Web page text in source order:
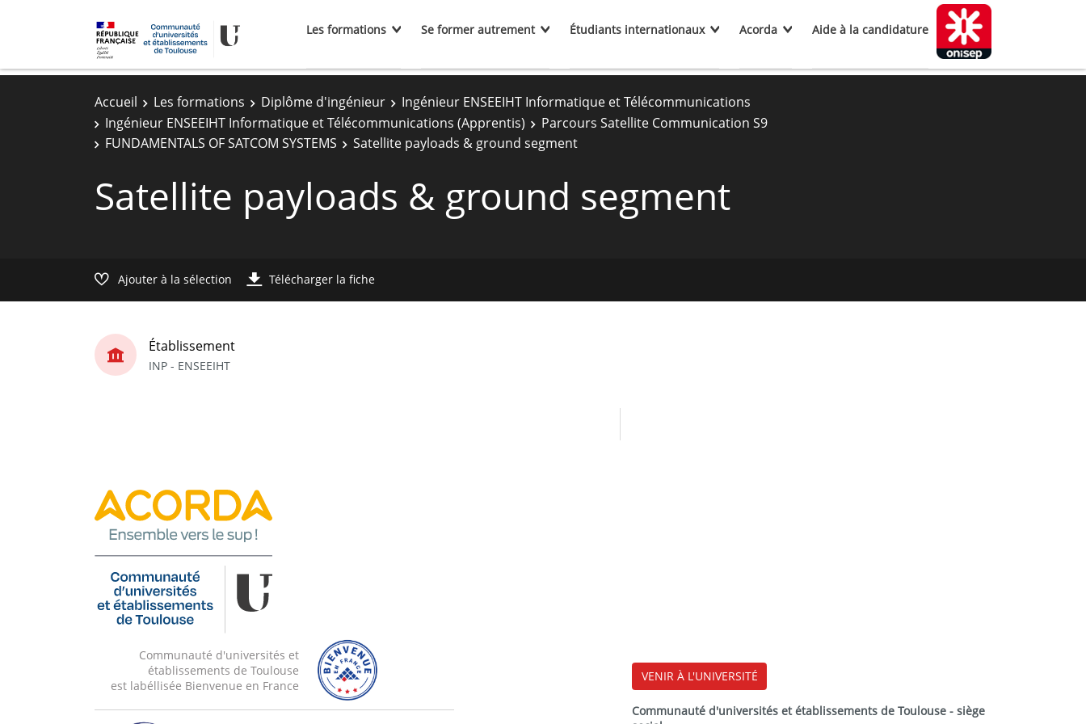
Les formations Se former autrement Étudiants internationaux Acorda Aide à la candidature
Accueil Les formations Diplôme d'ingénieur
Ingénieur ENSEEIHT Informatique et Télécommunications
Ingénieur ENSEEIHT Informatique et Télécommunications (Apprentis)
Parcours Satellite Communication S9
FUNDAMENTALS OF SATCOM SYSTEMS
Satellite payloads & ground segment
Satellite payloads & ground segment
Ajouter à la sélection Télécharger la fiche
Établissement
INP - ENSEEIHT
Communauté d'universités et
établissements de Toulouse
est labéllisée Bienvenue en France
VENIR À L'UNIVERSITÉ
Communauté d'universités et établissements de Toulouse - siège